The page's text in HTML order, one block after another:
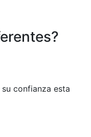
confianza esta